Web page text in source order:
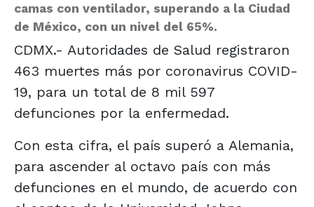
camas con ventilador, superando a la Ciudad
de México, con un nivel del 65%.
CDMX.- Autoridades de Salud registraron
463 muertes más por coronavirus COVID-
19, para un total de 8 mil 597
defunciones por la enfermedad.
Con esta cifra, el país superó a Alemania,
para ascender al octavo país con más
defunciones en el mundo, de acuerdo con